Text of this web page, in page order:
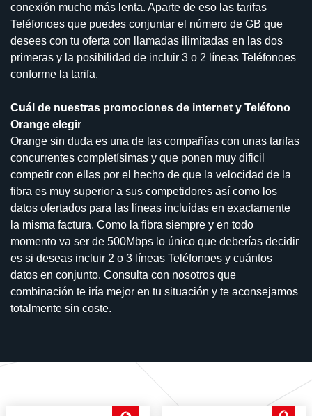
conexión mucho más lenta. Aparte de eso las tarifas
Teléfonoes que puedes conjuntar el número de GB que
desees con tu oferta con llamadas ilimitadas en las dos
primeras y la posibilidad de incluir 3 o 2 líneas Teléfonoes
conforme la tarifa.
Cuál de nuestras promociones de internet y Teléfono
Orange elegir
Orange sin duda es una de las compañías con unas tarifas
concurrentes completísimas y que ponen muy dificil
competir con ellas por el hecho de que la velocidad de la
fibra es muy superior a sus competidores así como los
datos ofertados para las líneas incluídas en exactamente
la misma factura. Como la fibra siempre y en todo
momento va ser de 500Mbps lo único que deberías decidir
es si deseas incluir 2 o 3 líneas Teléfonoes y cuántos
datos en conjunto. Consulta con nosotros que
combinación te iría mejor en tu situación y te aconsejamos
totalmente sin coste.